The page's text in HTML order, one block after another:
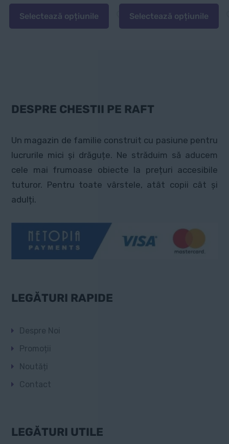
de
Selectează opțiunile
Acest
Opțiunile
alese
în
pagina
produsului.
Selectează opțiunile
Acest
Opțiunile
alese
în
pagina
produsului.
DESPRE CHESTII PE RAFT
Un magazin de familie construit cu pasiune pentru
lucrurile mici și drăguțe. Ne străduim să aducem
cele mai frumoase obiecte la prețuri accesibile
tuturor. Pentru toate vârstele, atât copii cât și
adulți.
LEGĂTURI RAPIDE
Despre Noi
Promoții
Noutăți
Contact
LEGĂTURI UTILE